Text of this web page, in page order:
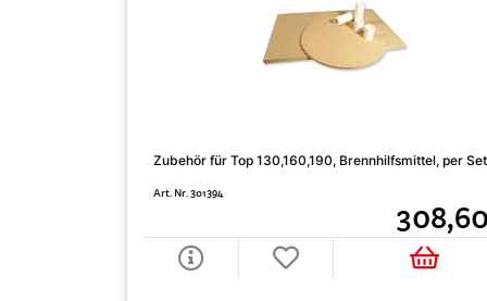
Zubehör für Top 130,160,190, Brennhilfsmittel, per Set
Art. Nr. 301394